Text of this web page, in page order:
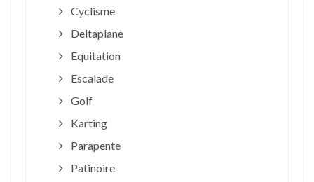
Cyclisme
Deltaplane
Equitation
Escalade
Golf
Karting
Parapente
Patinoire